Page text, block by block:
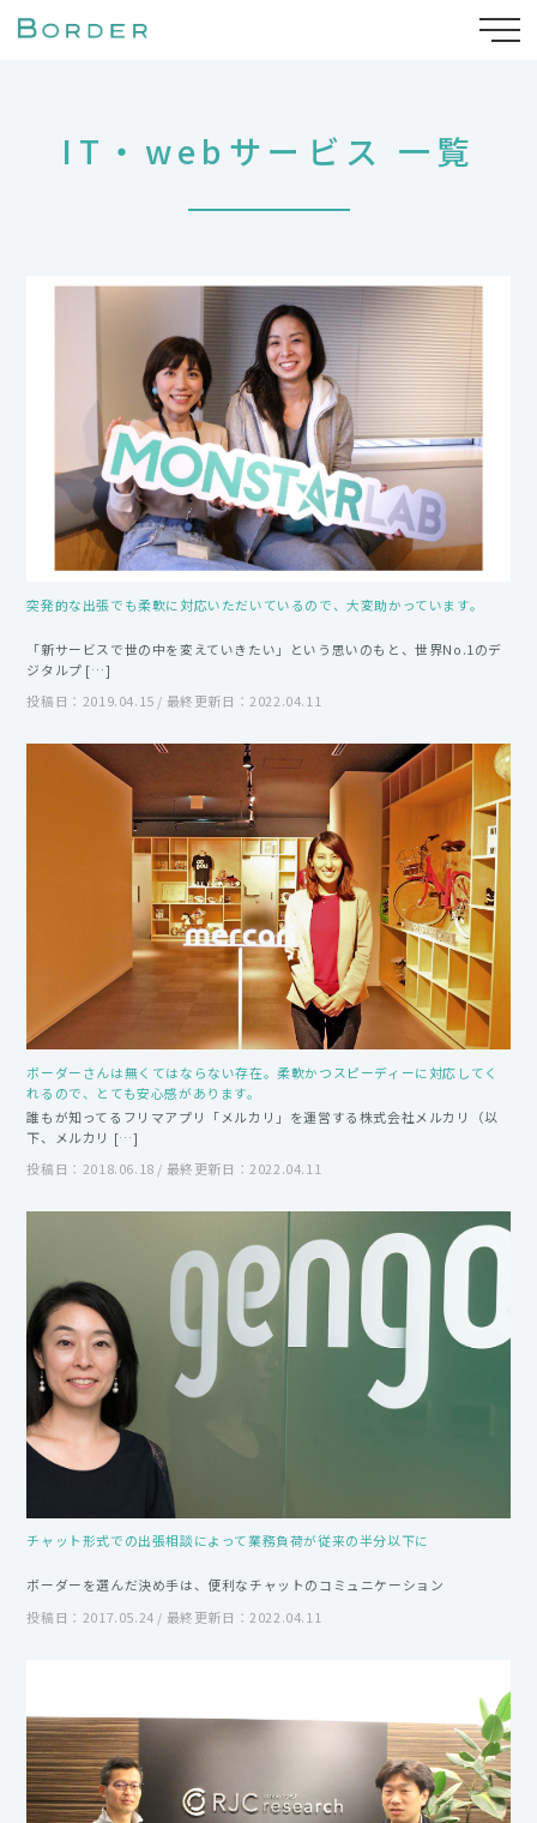
IT・webサービス 一覧
突発的な出張でも柔軟に対応いただいているので、大変助かっています。
「新サービスで世の中を変えていきたい」という思いのもと、世界No.1のデ
ジタルプ […]
投稿日：2019.04.15 / 最終更新日：2022.04.11
ボーダーさんは無くてはならない存在。柔軟かつスピーディーに対応してく
れるので、とても安心感があります。
誰もが知ってるフリマアプリ「メルカリ」を運営する株式会社メルカリ（以
下、メルカリ […]
投稿日：2018.06.18 / 最終更新日：2022.04.11
チャット形式での出張相談によって業務負荷が従来の半分以下に
ボーダーを選んだ決め手は、便利なチャットのコミュニケーション
投稿日：2017.05.24 / 最終更新日：2022.04.11